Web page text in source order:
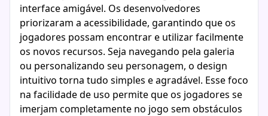
interface amigável. Os desenvolvedores
priorizaram a acessibilidade, garantindo que os
jogadores possam encontrar e utilizar facilmente
os novos recursos. Seja navegando pela galeria
ou personalizando seu personagem, o design
intuitivo torna tudo simples e agradável. Esse foco
na facilidade de uso permite que os jogadores se
imerjam completamente no jogo sem obstáculos